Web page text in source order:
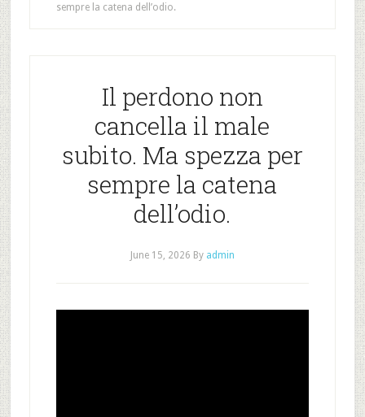
sempre la catena dell’odio.
Il perdono non
cancella il male
subito. Ma spezza per
sempre la catena
dell’odio.
June 15, 2026 By admin